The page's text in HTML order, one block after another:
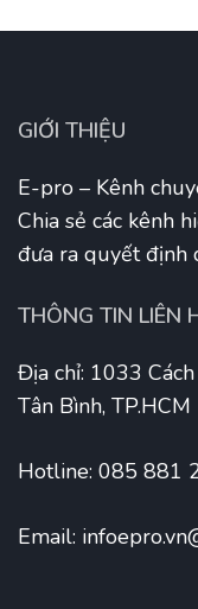
GIỚI THIỆU
E-pro – Kênh
Chia sẻ các kênh
đưa ra quyết định
THÔNG TIN LIÊN
Địa chỉ: 1033
Tân Bình, TP.HCM
Hotline: 085 881
Email: